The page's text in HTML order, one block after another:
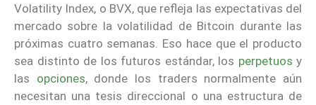
Volatility Index, o BVX, que refleja las expectativas del
mercado sobre la volatilidad de Bitcoin durante las
próximas cuatro semanas. Eso hace que el producto
sea distinto de los futuros estándar, los perpetuos y
las opciones, donde los traders normalmente aún
necesitan una tesis direccional o una estructura de